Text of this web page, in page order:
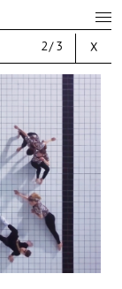
2/3